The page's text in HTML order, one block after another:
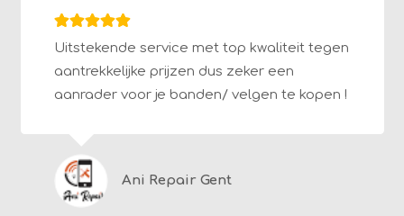
Uitstekende service met top kwaliteit tegen
aantrekkelijke prijzen dus zeker een
aanrader voor je banden/ velgen te kopen !
Ani Repair Gent